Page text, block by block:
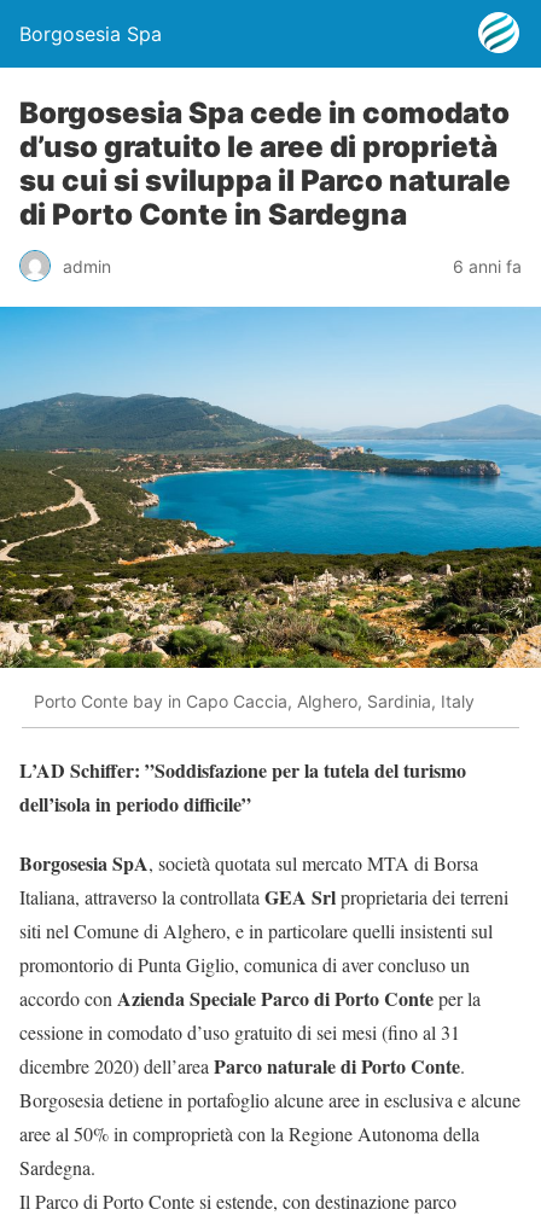
Borgosesia Spa
Borgosesia Spa cede in comodato
d’uso gratuito le aree di proprietà
su cui si sviluppa il Parco naturale
di Porto Conte in Sardegna
admin 6 anni fa
Porto Conte bay in Capo Caccia, Alghero, Sardinia, Italy
L’AD Schiffer: ”Soddisfazione per la tutela del turismo
dell’isola in periodo difficile”
Borgosesia SpA, società quotata sul mercato MTA di Borsa
Italiana, attraverso la controllata GEA Srlproprietaria dei terreni
siti nel Comune di Alghero, e in particolare quelli insistenti sul
promontorio di Punta Giglio, comunica di aver concluso un
accordo con Azienda Speciale Parco di Porto Conteper la
cessione in comodato d’uso gratuito di sei mesi (fino al 31
dicembre 2020) dell’area Parco naturale di Porto Conte.
Borgosesia detiene in portafoglio alcune aree in esclusiva e alcune
aree al 50% in comproprietà con la Regione Autonoma della
Sardegna.
Il Parco di Porto Conte si estende, con destinazione parco